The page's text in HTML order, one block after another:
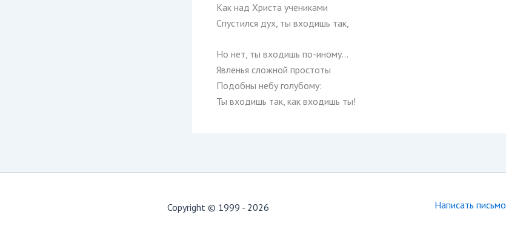
Как над Христа учениками
Спустился дух, ты входишь так,
Но нет, ты входишь по-иному…
Явленья сложной простоты
Подобны небу голубому:
Ты входишь так, как входишь ты!
Copyright © 1999 - 2026 Написать письмо